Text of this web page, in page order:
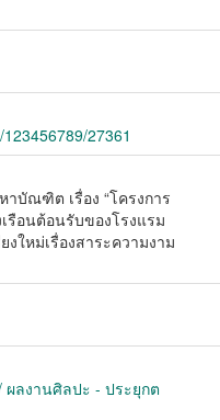
27361
บัณฑิต เรื่อง “โครงการ
รือนต้อนรับของโรงแรม
งใหม่เรื่องสาระความงาม
ผลงานศิลปะ - ประยุกต